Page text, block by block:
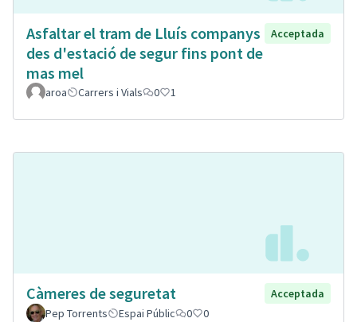
Asfaltar el tram de Lluís companys
des d'estació de segur fins pont de
mas mel
Acceptada
aroa Carrers i Vials 0 1
Càmeres de seguretat
Acceptada
Pep Torrents
Espai Públic 0 0